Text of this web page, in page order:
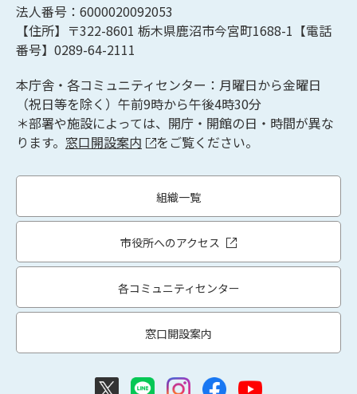
法人番号：6000020092053
【住所】〒322-8601 栃木県鹿沼市今宮町1688-1【電話
番号】0289-64-2111
本庁舎・各コミュニティセンター：月曜日から金曜日
（祝日等を除く）午前9時から午後4時30分
＊部署や施設によっては、開庁・開館の日・時間が異な
ります。 窓口開設案内 をご覧ください。
組織一覧
市役所へのアクセス
各コミュニティセンター
窓口開設案内